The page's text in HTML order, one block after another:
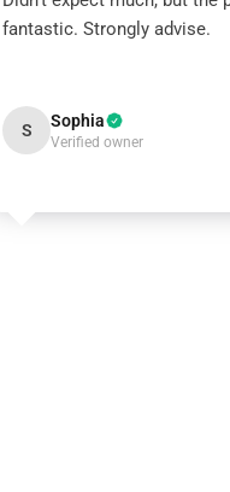
fantastic. Strongly advise.
S Sophia
Verified owner